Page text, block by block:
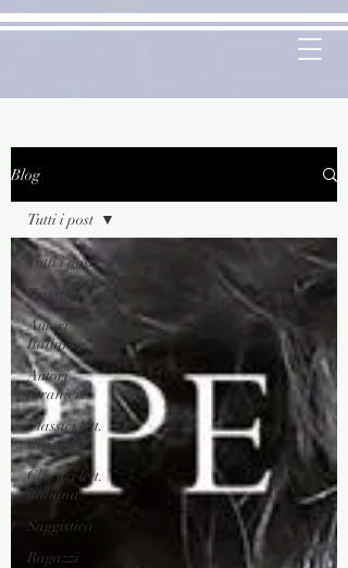
Blog
Tutti i post
Territorio
Autori
Italiani
Autori
Stranieri
Classici lett.
straniera
Classici lett.
italiana
Saggistica
Ragazzi
Tutti i post